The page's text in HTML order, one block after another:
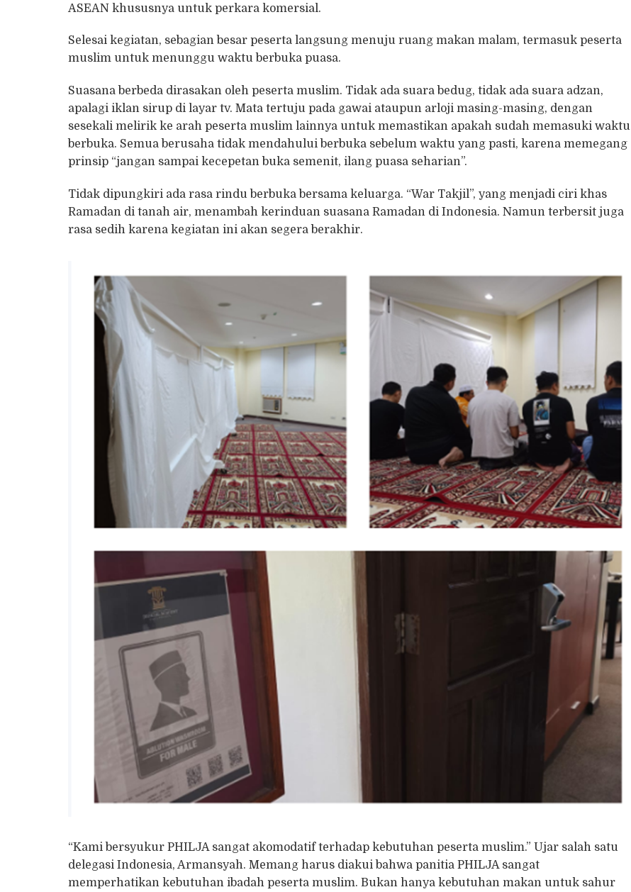
ASEAN khususnya untuk perkara komersial.
Selesai kegiatan, sebagian besar peserta langsung menuju ruang makan malam, termasuk peserta
muslim untuk menunggu waktu berbuka puasa.
Suasana berbeda dirasakan oleh peserta muslim. Tidak ada suara bedug, tidak ada suara adzan,
apalagi iklan sirup di layar tv. Mata tertuju pada gawai ataupun arloji masing-masing, dengan
sesekali melirik ke arah peserta muslim lainnya untuk memastikan apakah sudah memasuki waktu
berbuka. Semua berusaha tidak mendahului berbuka sebelum waktu yang pasti, karena memegang
prinsip “jangan sampai kecepetan buka semenit, ilang puasa seharian”.
Tidak dipungkiri ada rasa rindu berbuka bersama keluarga. “War Takjil”, yang menjadi ciri khas
Ramadan di tanah air, menambah kerinduan suasana Ramadan di Indonesia. Namun terbersit juga
rasa sedih karena kegiatan ini akan segera berakhir.
“Kami bersyukur PHILJA sangat akomodatif terhadap kebutuhan peserta muslim.” Ujar salah satu
delegasi Indonesia, Armansyah. Memang harus diakui bahwa panitia PHILJA sangat
memperhatikan kebutuhan ibadah peserta muslim. Bukan hanya kebutuhan makan untuk sahur